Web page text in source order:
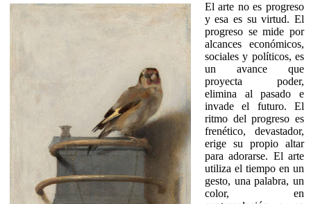
El arte no es progreso
y esa es su virtud. El
progreso se mide por
alcances económicos,
sociales y políticos, es
un avance que
proyecta poder,
elimina al pasado e
invade el futuro. El
ritmo del progreso es
frenético, devastador,
erige su propio altar
para adorarse. El arte
utiliza el tiempo en un
gesto, una palabra, un
color, en